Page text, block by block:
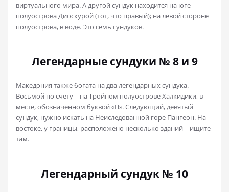
виртуального мира. А другой сундук находится на юге
полуострова Диоскурой (тот, что правый); на левой стороне
полуострова, в воде. Это семь сундуков.
Легендарные сундуки № 8 и 9
Македония также богата на два легендарных сундука.
Восьмой по счету – на Тройном полуострове Халкидики, в
месте, обозначенном буквой «П». Следующий, девятый
сундук, нужно искать на Неиследованной горе Пангеон. На
востоке, у границы, расположено несколько зданий – ищите
там.
Легендарный сундук № 10